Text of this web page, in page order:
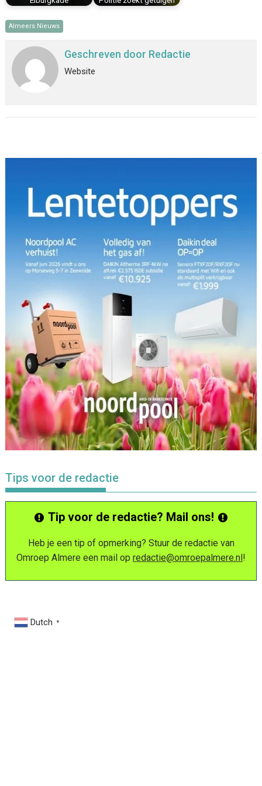
Almeers Nieuws
Geschreven door Redactie
Website
Tips voor de redactie
Tip voor de redactie? Mail ons!
Heb je een tip of opmerking? Stuur de redactie van
Omroep Almere een mail op redactie@omroepalmere.nl!
Dutch ▼